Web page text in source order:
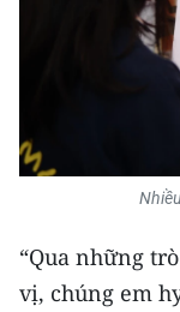
“Qua những
vị, chúng em